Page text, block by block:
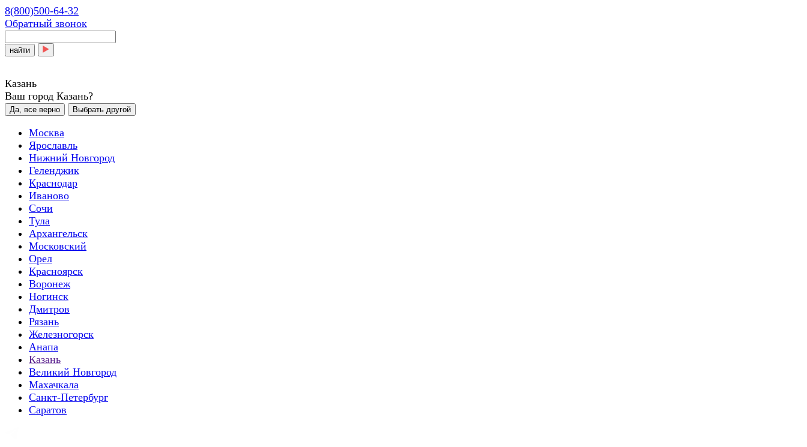
8(800)500-64-32
Обратный звонок
найти
Казань
Ваш город Казань?
Да, все верно Выбрать другой
Москва
Ярославль
Нижний Новгород
Геленджик
Краснодар
Иваново
Сочи
Тула
Архангельск
Московский
Орел
Красноярск
Воронеж
Ногинск
Дмитров
Рязань
Железногорск
Анапа
Казань
Великий Новгород
Махачкала
Санкт-Петербург
Саратов